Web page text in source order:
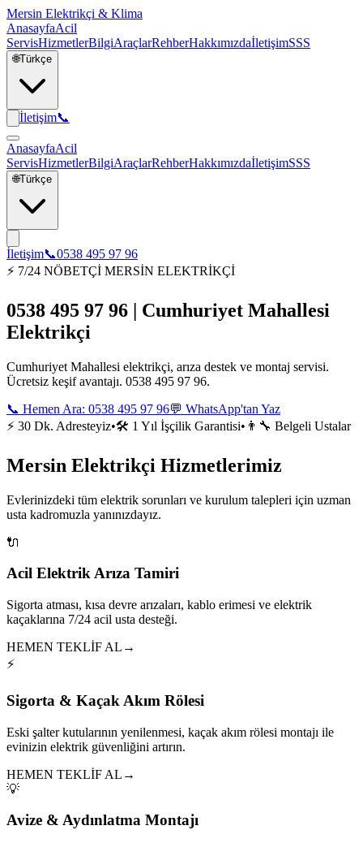
Mersin Elektrikçi & Klima
AnasayfaAcil
ServisHizmetlerBilgiAraçlarRehberHakkımızdaİletişimSSS
🌐Türkçe
İletişim📞
AnasayfaAcil
ServisHizmetlerBilgiAraçlarRehberHakkımızdaİletişimSSS
🌐Türkçe
İletişim📞0538 495 97 96
⚡ 7/24 NÖBETÇİ MERSİN ELEKTRİKÇİ
0538 495 97 96 | Cumhuriyet Mahallesi
Elektrikçi
Cumhuriyet Mahallesi elektrikçi, arıza destek ve montaj servisi.
Ücretsiz keşif avantajı. 0538 495 97 96.
📞 Hemen Ara: 0538 495 97 96💬 WhatsApp'tan Yaz
⚡ 30 Dk. Adresteyiz•🛠️ 1 Yıl İşçilik Garantisi• 👨‍🔧 Belgeli Ustalar
Mersin Elektrikçi Hizmetlerimiz
Evlerinizdeki tüm elektrik sorunları ve kurulum talepleri için uzman
usta kadromuzla yanınızdayız.
🔌
Acil Elektrik Arıza Tamiri
Sigorta atması, kısa devre arızaları, kablo erimesi ve elektrik
kaçaklarına 7/24 acil usta desteği.
HEMEN TEKLİF AL →
⚡
Sigorta & Kaçak Akım Rölesi
Eski şalter kutularının yenilenmesi, kaçak akım rölesi montajı ile
evinizin elektrik güvenliğini artırın.
HEMEN TEKLİF AL →
💡
Avize & Aydınlatma Montajı